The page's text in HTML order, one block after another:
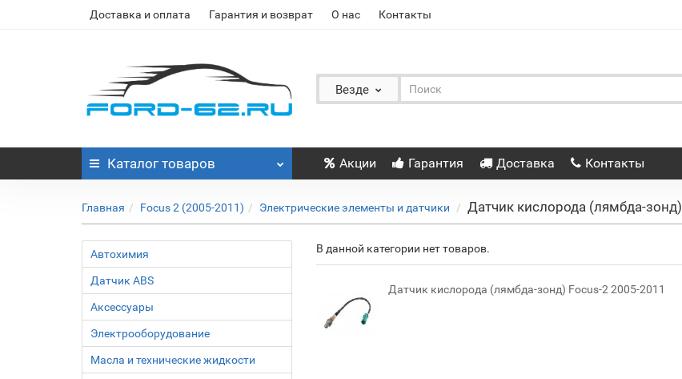
Доставка и оплата Гарантия и возврат О нас Контакты
Везде
Каталог товаров Акции Гарантия Доставка Контакты
Главная Focus 2 (2005-2011) Электрические элементы и датчики Датчик кислорода (лямбда-зонд)
Автохимия
Датчик ABS
Аксессуары
Электрооборудование
Масла и технические жидкости
В данной категории нет товаров.
Датчик кислорода (лямбда-зонд) Focus-2 2005-2011